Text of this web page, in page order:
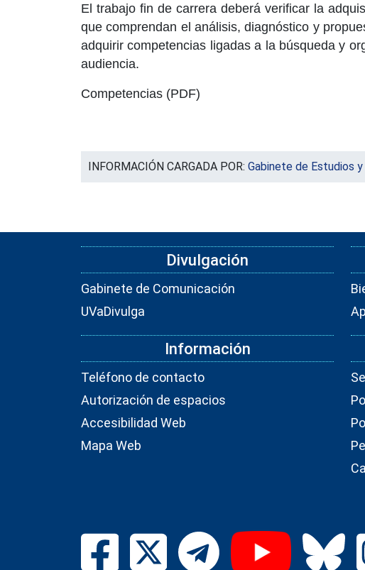
El trabajo fin de carrera deberá verificar la
que comprendan el análisis, diagnóstico y
adquirir competencias ligadas a la búsqueda y
audiencia.
Competencias (PDF)
INFORMACIÓN CARGADA POR: Gabinete de Estudios y
Divulgación
Gabinete de Comunicación
UVaDivulga
Información
Teléfono de contacto
Autorización de espacios
Accesibilidad Web
Mapa Web